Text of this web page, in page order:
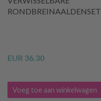
RONDBREINAALDENSET
EUR 36.30
Voeg toe aan winkelwagen